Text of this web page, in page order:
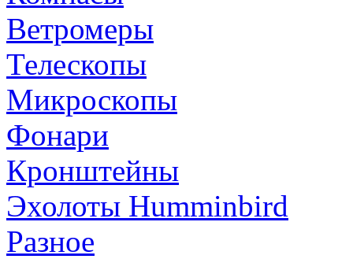
Ветромеры
Телескопы
Микроскопы
Фонари
Кронштейны
Эхолоты Humminbird
Разное